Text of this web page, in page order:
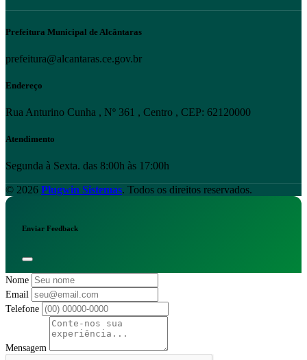
Prefeitura Municipal de Alcântaras
prefeitura@alcantaras.ce.gov.br
Endereço
Rua Anturino Cunha , Nº 361 , Centro , CEP: 62120000
Atendimento
Segunda à Sexta. das 8:00h às 17:00h
© 2026 Plugwin Sistemas. Todos os direitos reservados.
Enviar Feedback
Nome
Email
Telefone
Mensagem